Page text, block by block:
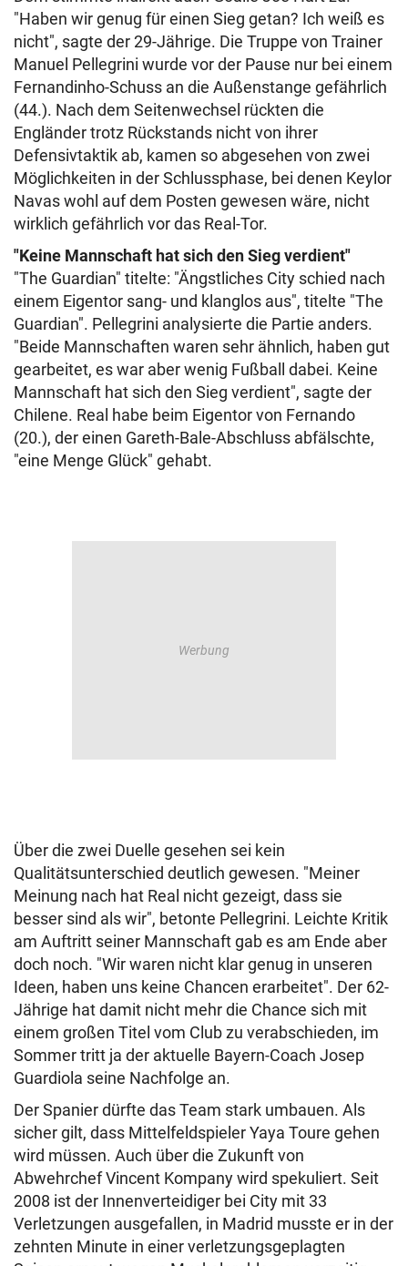
"Haben wir genug für einen Sieg getan? Ich weiß es
nicht", sagte der 29-Jährige. Die Truppe von Trainer
Manuel Pellegrini wurde vor der Pause nur bei einem
Fernandinho-Schuss an die Außenstange gefährlich
(44.). Nach dem Seitenwechsel rückten die
Engländer trotz Rückstands nicht von ihrer
Defensivtaktik ab, kamen so abgesehen von zwei
Möglichkeiten in der Schlussphase, bei denen Keylor
Navas wohl auf dem Posten gewesen wäre, nicht
wirklich gefährlich vor das Real-Tor.
"Keine Mannschaft hat sich den Sieg verdient"
"The Guardian" titelte: "Ängstliches City schied nach
einem Eigentor sang- und klanglos aus", titelte "The
Guardian". Pellegrini analysierte die Partie anders.
"Beide Mannschaften waren sehr ähnlich, haben gut
gearbeitet, es war aber wenig Fußball dabei. Keine
Mannschaft hat sich den Sieg verdient", sagte der
Chilene. Real habe beim Eigentor von Fernando
(20.), der einen Gareth-Bale-Abschluss abfälschte,
"eine Menge Glück" gehabt.
Über die zwei Duelle gesehen sei kein
Qualitätsunterschied deutlich gewesen. "Meiner
Meinung nach hat Real nicht gezeigt, dass sie
besser sind als wir", betonte Pellegrini. Leichte Kritik
am Auftritt seiner Mannschaft gab es am Ende aber
doch noch. "Wir waren nicht klar genug in unseren
Ideen, haben uns keine Chancen erarbeitet". Der 62-
Jährige hat damit nicht mehr die Chance sich mit
einem großen Titel vom Club zu verabschieden, im
Sommer tritt ja der aktuelle Bayern-Coach Josep
Guardiola seine Nachfolge an.
Der Spanier dürfte das Team stark umbauen. Als
sicher gilt, dass Mittelfeldspieler Yaya Toure gehen
wird müssen. Auch über die Zukunft von
Abwehrchef Vincent Kompany wird spekuliert. Seit
2008 ist der Innenverteidiger bei City mit 33
Verletzungen ausgefallen, in Madrid musste er in der
zehnten Minute in einer verletzungsgeplagten